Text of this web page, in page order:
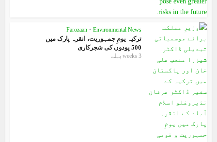
Environmental News
•
Farozaan
ترکیہ یومِ جمہوریت، انقرہ پارک میں
500 پودوں کی شجرکاری
3 weeks پہلے